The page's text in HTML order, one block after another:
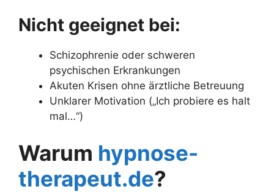
Nicht geeignet bei:
Schizophrenie oder schweren
psychischen Erkrankungen
Akuten Krisen ohne ärztliche Betreuung
Unklarer Motivation („Ich probiere es halt
mal…“)
Warum hypnose-
therapeut.de?